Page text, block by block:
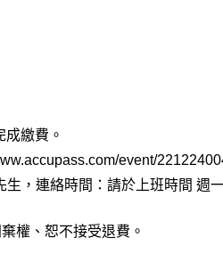
繳費。
event/
，連絡時間：請於上班時間 週
權、恕不接受退費。